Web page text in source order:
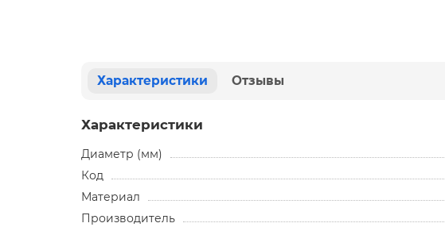
Характеристики Отзывы
Характеристики
Диаметр (мм)
Код
Материал
Производитель